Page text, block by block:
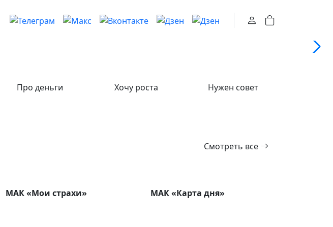
Про деньги Хочу роста Нужен совет
Смотреть все
МАК «Мои страхи» МАК «Карта дня»